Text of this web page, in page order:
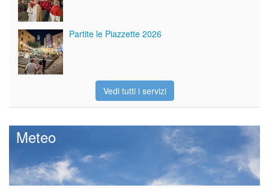
Partite le Piazzette 2026
Vedi tutti i servizi
Meteo